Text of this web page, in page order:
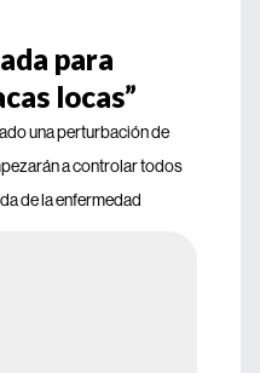
para
locas”
una perturbación de
a controlar todos
de la enfermedad